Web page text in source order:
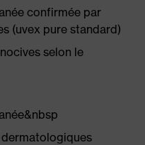
confirmée par
(uvex pure standard)
selon le